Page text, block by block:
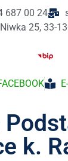
687 00 24
Niwka 25, 33-
k.